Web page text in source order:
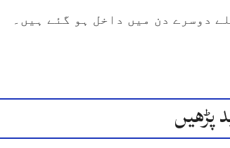
دوسرے دن میں داخل ہو گئے ہیں۔
پڑھیں